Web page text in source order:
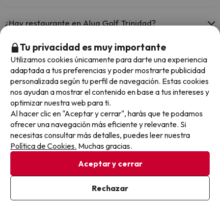
comunes.
¿Hay restaurante en Alua Golf Trinidad?
Sí, Alua Golf Trinidad tiene restaurante.
Otros chollos en hoteles similares
Tu privacidad es muy importante
Utilizamos cookies únicamente para darte una experiencia
adaptada a tus preferencias y poder mostrarte publicidad
personalizada según tu perfil de navegación. Estas cookies
nos ayudan a mostrar el contenido en base a tus intereses y
optimizar nuestra web para ti.
Al hacer clic en "Aceptar y cerrar", harás que te podamos
ofrecer una navegación más eficiente y relevante. Si
necesitas consultar más detalles, puedes leer nuestra
Política de Cookies. Muchas gracias.
Aceptar y cerrar
Rechazar